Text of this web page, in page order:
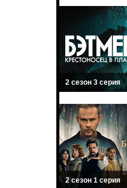
2 сезон 3 серия
2 сезон 1 серия